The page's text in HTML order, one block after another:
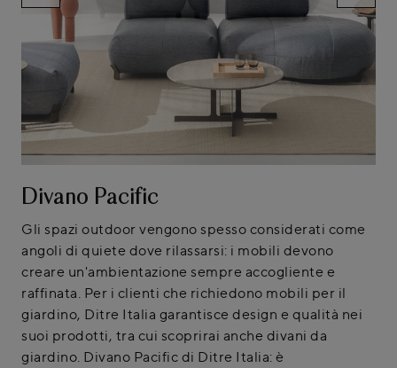
Divano Pacific
Gli spazi outdoor vengono spesso considerati come
angoli di quiete dove rilassarsi: i mobili devono
creare un'ambientazione sempre accogliente e
raffinata. Per i clienti che richiedono mobili per il
giardino, Ditre Italia garantisce design e qualità nei
suoi prodotti, tra cui scoprirai anche divani da
giardino. Divano Pacific di Ditre Italia: è